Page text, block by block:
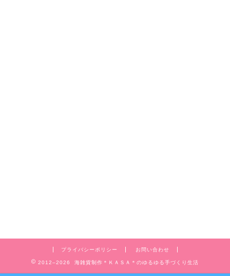
プライバシーポリシー お問い合わせ
2012–2026 海雑貨制作＊ＫＡＳＡ＊のゆるゆる手づくり生活